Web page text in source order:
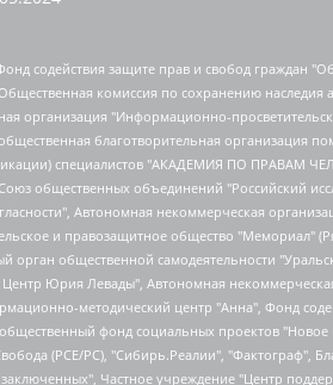
Сергеевич, Гликин Максим Александрович, Железнова Мария Михайловна, Лукьянова Юлия Сергеевна, Маетная Елизавета Витальевна, Маняхин Петр Борисович, Чуракова Ольга Владимировна, Ярош Юлия Петровна, Юридическое лицо "The Insider SIA", зарегистрированное в Риге, Латвийская Республика (дата регистрации 26.06.2015), являющееся администратором доменного имени интернет-издания "The Insider SIA", https://theins.ru, Постернак Алексей Евгеньевич, Рубин Михаил Аркадьевич, Анин Роман Александрович, Юридическое лицо Istories fonds, зарегистрированное в Латвийской Республике (регистрационный номер 50008295751, дата регистрации 24.02.2020), Великовский Дмитрий Александрович, Долинина Ирина Николаевна, Мароховская Алеся Алексеевна, Шлейнов Роман Юрьевич, Шмагун Олеся Валентиновна, Общество с ограниченной ответственностью "Альтаир 2021", Общество с ограниченной ответственностью "Вега 2021", Общество с ограниченной ответственностью "Главный редактор 2021", Общество с ограниченной ответственностью "Ромашки монолит", Важенков Артем Валерьевич, Ивановская областная общественная организация "Центр гендерных исследований", Гурман Юрий Альбертович, Медиапроект "ОВД-Инфо", Егоров Владимир Владимирович, Жилинский Владимир Александрович, Общество с ограниченной ответственностью "ЗП", Иванова София Юрьевна, Карезина Инна Павловна, Кильтау Екатерина Викторовна, Петров Алексей Викторович, Пискунов Сергей Евгеньевич, Смирнов Сергей Сергеевич, Тихонов Михаил Сергеевич, Общество с ограниченной ответственностью "ЖУРНАЛИСТ-ИНОСТРАННЫЙ АГЕНТ", Арапова Галина Юрьевна, Вольтская Татьяна Анатольевна, Американская компания "Mason G.E.S. Anonymous Foundation" (США), являющаяся владельцем интернет-издания https://mnews.world/, Компания "Stichting Bellingcat", зарегистрированная в Нидерландах (дата регистрации 11.07.2018), Захаров Андрей Вячеславович, Клепиковская Екатерина Дмитриевна, Общество с ограниченной ответственностью "МЕМО", Перл Роман Александрович, Симонов Евгений Алексеевич, Соловьева Елена Анатольевна,